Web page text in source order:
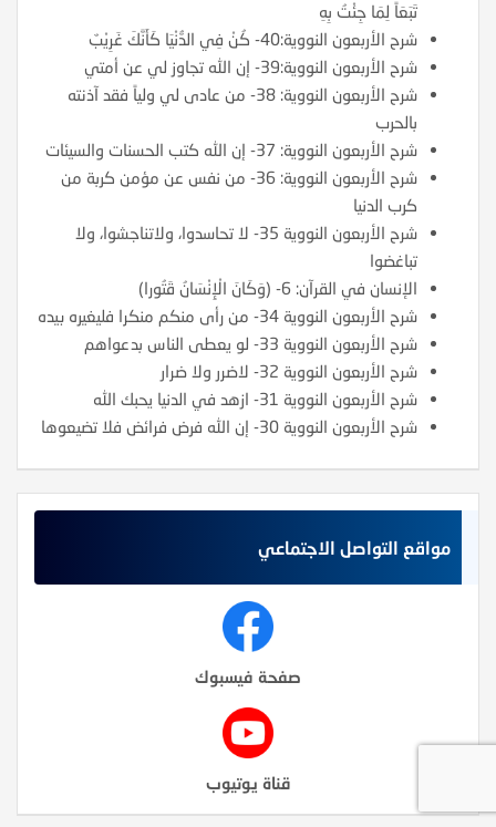
تَبَعَاً لِمَا جِئْتُ بِهِ
شرح الأربعون النووية:40- كُنْ فِي الدُّنْيَا كَأَنَّكَ غَرِيْبٌ
شرح الأربعون النووية:39- إن الله تجاوز لي عن أمتي
شرح الأربعون النووية: 38- من عادى لي ولياً فقد آذنته
بالحرب
شرح الأربعون النووية: 37- إن الله كتب الحسنات والسيئات
شرح الأربعون النووية: 36- من نفس عن مؤمن كربة من
كرب الدنيا
شرح الأربعون النووية 35- لا تحاسدوا، ولاتناجشوا، ولا
تباغضوا
الإنسان في القرآن: 6- (وَكَانَ الْإِنْسَانُ قَتُورا)
شرح الأربعون النووية 34- من رأى منكم منكرا فليغيره بيده
شرح الأربعون النووية 33- لو يعطى الناس بدعواهم
شرح الأربعون النووية 32- لاضرر ولا ضرار
شرح الأربعون النووية 31- ازهد في الدنيا يحبك الله
شرح الأربعون النووية 30- إن الله فرض فرائض فلا تضيعوها
مواقع التواصل الاجتماعي
صفحة فيسبوك
قناة يوتيوب